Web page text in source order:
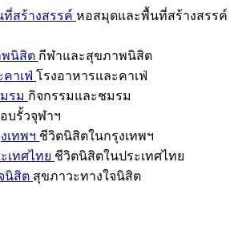
สร้างสรรค์ หอสมุดและพื้นที่สร้างสรรค์
พนิสิต กีฬาและสุขภาพนิสิต
าเฟ่ โรงอาหารและคาเฟ่
รม กิจกรรมและชมรม
บรั้วจุฬาฯ
เทพฯ ชีวิตนิสิตในกรุงเทพฯ
เทศไทย ชีวิตนิสิตในประเทศไทย
นิสิต สุขภาวะทางใจนิสิต